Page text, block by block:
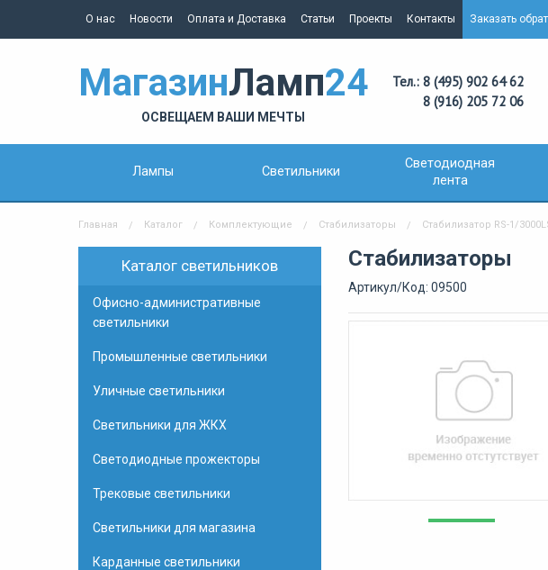
О нас Новости Оплата и Доставка Статьи Проекты Контакты Заказать
МагазинЛамп24
ОСВЕЩАЕМ ВАШИ МЕЧТЫ
Тел.: 8 (495) 902 64 62
8 (916) 205 72 06
Лампы Светильники
Светодиодная
лента
Главная Каталог Комплектующие Стабилизаторы Стабилизатор RS-1/
Каталог светильников
Офисно-административные
светильники
Промышленные светильники
Уличные светильники
Светильники для ЖКХ
Светодиодные прожекторы
Трековые светильники
Светильники для магазина
Карданные светильники
Стабилизаторы
Артикул/Код: 09500